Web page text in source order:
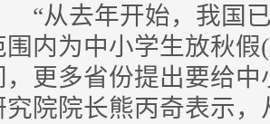
从去年开始，我国已
围内为中小学生放秋
，更多省份提出要给
究院院长熊丙奇表示